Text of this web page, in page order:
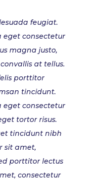
feugiat.
eget consectetur
magna justo,
at tellus.
porttitor
tincidunt.
eget consectetur
tortor risus.
tincidunt nibh
sit amet,
porttitor lectus
consectetur